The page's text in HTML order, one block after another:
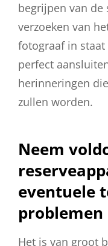
begrijpen van
verzoeken van
fotograaf in
perfect
herinneringen
zullen worden.
Neem
eventuele
problemen
Het is van groot